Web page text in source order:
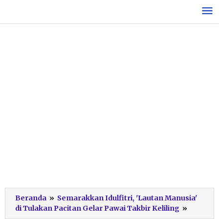
konten
Beranda » Semarakkan Idulfitri, 'Lautan Manusia'
di Tulakan Pacitan Gelar Pawai Takbir Keliling »